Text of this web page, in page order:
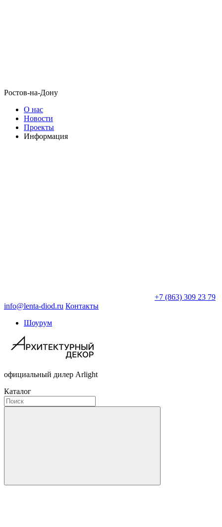
Ростов-на-Дону
О нас
Новости
Проекты
Информация
+7 (863) 309 23 79
info@lenta-diod.ru Контакты
Шоурум
официальный дилер Arlight
Каталог